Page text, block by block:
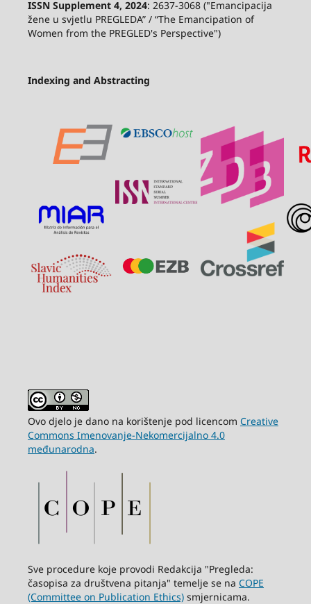
ISSN Supplement 4, 2024: 2637-3068 ("Emancipacija
žene u svjetlu PREGLEDA” / “The Emancipation of
Women from the PREGLED's Perspective")
Indexing and Abstracting
Ovo djelo je dano na korištenje pod licencom Creative
Commons Imenovanje-Nekomercijalno 4.0
međunarodna.
Sve procedure koje provodi Redakcija "Pregleda:
časopisa za društvena pitanja" temelje se na COPE
(Committee on Publication Ethics)smjernicama.